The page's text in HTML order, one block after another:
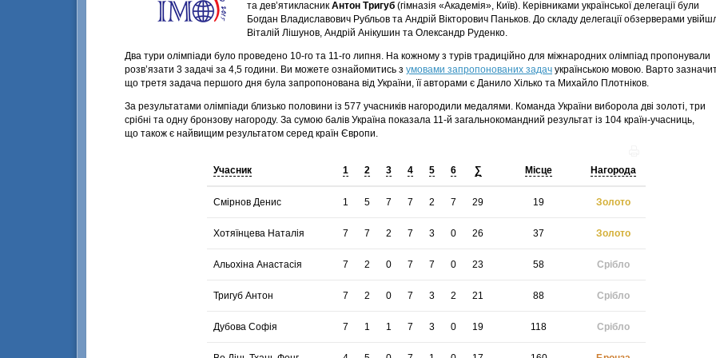
та дев’ятикласник Антон Тригуб (гімназія «Академія», Київ). Керівниками української делегації були
Богдан Владиславович Рубльов та Андрій Вікторович Паньков. До складу делегації обзерверами
Віталій Лішунов, Андрій Анікушин та Олександр Руденко.
Два тури олімпіади було проведено 10-го та 11-го липня. На кожному з турів традиційно для міжнародних олімпіад пропонували
розв’язати 3 задачі за 4,5 години. Ви можете ознайомитись з умовами запропонованих задач українською мовою. Варто
що третя задача першого дня була запропонована від України, її авторами є Данило Хілько та Михайло Плотніков.
За результатами олімпіади близько половини із 577 учасників нагородили медалями. Команда України виборола дві золоті, три
срібні та одну бронзову нагороду. За сумою балів Україна показала 11-й загальнокомандний результат із 104 країн-учасниць,
що також є найвищим результатом серед країн Європи.
Учасник 1 2 3 4 5 6 ∑ Місце Нагорода
Смірнов Денис 1 5 7 7 2 7 29 19 Золото
Хотяїнцева Наталія 7 7 2 7 3 0 26 37 Золото
Альохіна Анастасія 7 2 0 7 7 0 23 58 Срібло
Тригуб Антон 7 2 0 7 3 2 21 88 Срібло
Дубова Софія 7 1 1 7 3 0 19 118 Срібло